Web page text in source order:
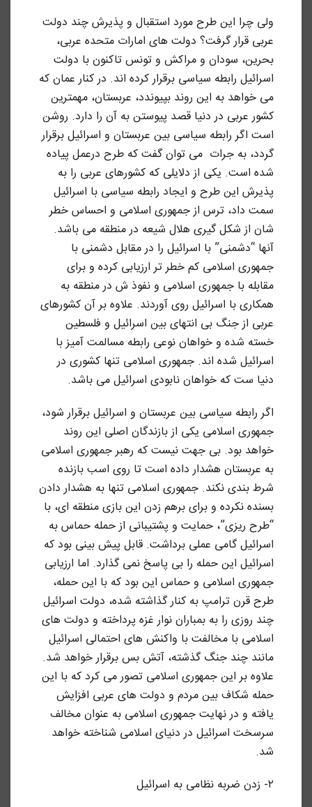
ولی چرا این طرح مورد استقبال و پذیرش چند دولت
عربی قرار گرفت؟ دولت های امارات متحده عربی،
بحرین، سودان و مراکش و تونس تاکنون با دولت
اسرائیل رابطه سیاسی برقرار کرده اند. در کنار عمان که
می خواهد به این روند بپیوندد، عربستان، مهمترین
کشور عربی در دنیا قصد پیوستن به آن را دارد. روشن
است اگر رابطه سیاسی بین عربستان و اسرائیل برقرار
گردد، به جرات می توان گفت که طرح درعمل پیاده
شده است. یکی از دلایلی که کشورهای عربی را به
پذیرش این طرح و ایجاد رابطه سیاسی با اسرائیل
سمت داد، ترس از جمهوری اسلامی و احساس خطر
شان از شکل گیری هلال شیعه در منطقه می باشد.
آنها “دشمنی” با اسرائیل را در مقابل دشمنی با
جمهوری اسلامی کم خطر تر ارزیابی کرده و برای
مقابله با جمهوری اسلامی و نفوذ ش در منطقه به
همکاری با اسرائیل روی آوردند. علاوه بر آن کشورهای
عربی از جنگ بی انتهای بین اسرائیل و فلسطین
خسته شده و خواهان نوعی رابطه مسالمت آمیز با
اسرائیل شده اند. جمهوری اسلامی تنها کشوری در
دنیا ست که خواهان نابودی اسرائیل می باشد.
اگر رابطه سیاسی بین عربستان و اسرائیل برقرار شود،
جمهوری اسلامی یکی از بازندگان اصلی این روند
خواهد بود. بی جهت نیست که رهبر جمهوری اسلامی
به عربستان هشدار داده است تا روی اسب بازنده
شرط بندی نکند. جمهوری اسلامی تنها به هشدار دادن
بسنده نکرده و برای برهم زدن این بازی منطقه ای، با
“طرح ریزی”، حمایت و پشتیبانی از حمله حماس به
اسرائیل گامی عملی برداشت. قابل پیش بینی بود که
اسرائیل این حمله را بی پاسخ نمی گذارد. اما ارزیابی
جمهوری اسلامی و حماس این بود که با این حمله،
طرح قرن ترامپ به کنار گذاشته شده، دولت اسرائیل
چند روزی را به بمباران نوار غزه پرداخته و دولت های
اسلامی با مخالفت با واکنش های احتمالی اسرائیل
مانند چند جنگ گذشته، آتش بس برقرار خواهد شد.
علاوه بر این جمهوری اسلامی تصور می کرد که با این
حمله شکاف بین مردم و دولت های عربی افزایش
یافته و در نهایت جمهوری اسلامی به عنوان مخالف
سرسخت اسرائیل در دنیای اسلامی شناخته خواهد
شد.
۲- زدن ضربه نظامی به اسرائیل